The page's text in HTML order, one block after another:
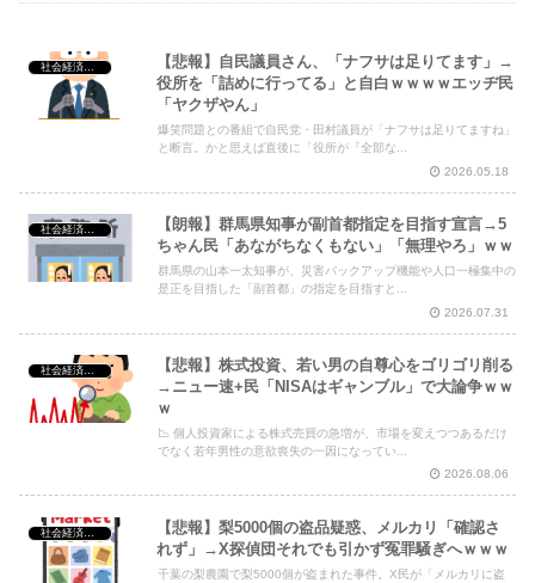
Powered by livedoor 相互RSS
社会経済・政治
【悲報】自民議員さん、「ナフサは足りてます」→
役所を「詰めに行ってる」と自白ｗｗｗｗエッヂ民
「ヤクザやん」
爆笑問題との番組で自民党・田村議員が「ナフサは足りてますね」
と断言。かと思えば直後に「役所が『全部な...
2026.05.18
社会経済・政治
【朗報】群馬県知事が副首都指定を目指す宣言→5
ちゃん民「あながちなくもない」「無理やろ」ｗｗ
群馬県の山本一太知事が、災害バックアップ機能や人口一極集中の
是正を目指した「副首都」の指定を目指すと...
2026.07.31
社会経済・政治
【悲報】株式投資、若い男の自尊心をゴリゴリ削る
→ニュー速+民「NISAはギャンブル」で大論争ｗｗ
ｗ
📉 個人投資家による株式売買の急増が、市場を変えつつあるだけ
でなく若年男性の意欲喪失の一因になってい...
2026.08.06
社会経済・政治
【悲報】梨5000個の盗品疑惑、メルカリ「確認さ
れず」→X探偵団それでも引かず冤罪騒ぎへｗｗｗ
千葉の梨農園で梨5000個が盗まれた事件。X民が「メルカリに盗